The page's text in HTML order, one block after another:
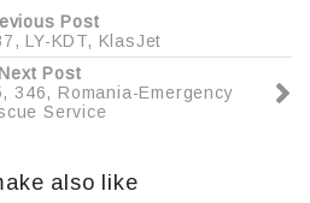
Post
LY-KDT, KlasJet
Next Post
346, Romania-Emergency
Service
also like